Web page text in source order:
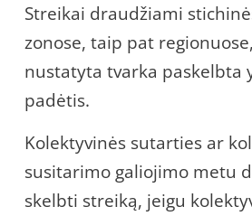
Streikai draudžiami
zonose, taip pat
nustatyta tvarka paskelbta
padėtis.
Kolektyvinės sutarties ar
susitarimo galiojimo metu
skelbti streiką, jeigu